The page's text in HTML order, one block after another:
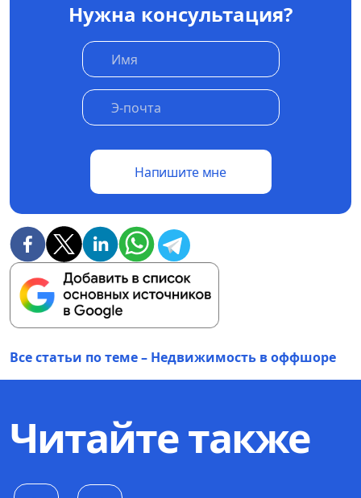
Нужна консультация?
Напишите мне
Все статьи по теме – Недвижимость в оффшоре
Читайте также